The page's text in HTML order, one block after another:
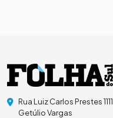
Rua Luiz Carlos Prestes 1111
Getúlio Vargas